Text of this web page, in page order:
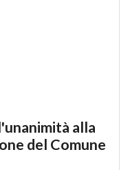
alla
del Comune